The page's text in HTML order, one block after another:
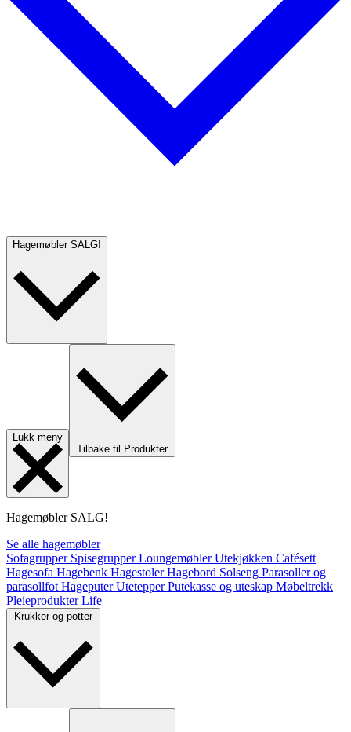
Hagemøbler SALG!
Lukk meny
Tilbake til Produkter
Hagemøbler SALG!
Se alle hagemøbler
Sofagrupper SpisegrupperLoungemøblerUtekjøkken Cafésett
Hagesofa Hagebenk HagestolerHagebord Solseng Parasoller og
parasollfot HageputerUtetepperPutekasse og uteskap Møbeltrekk
PleieprodukterLife
Krukker og potter